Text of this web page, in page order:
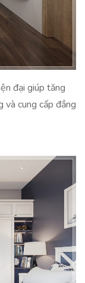
đại giúp tăng
cung cấp đẳng